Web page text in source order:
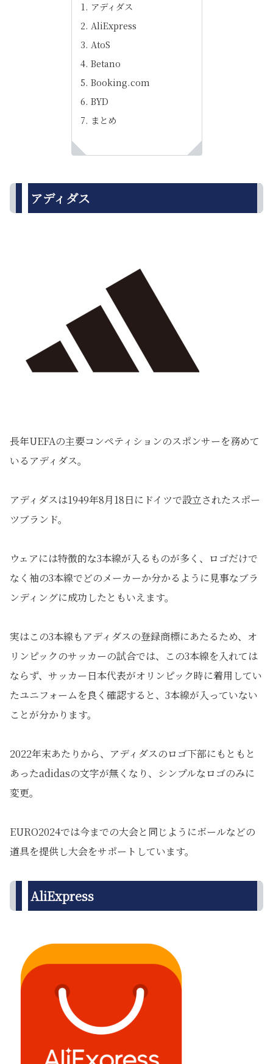
アディダス
AliExpress
AtoS
Betano
Booking.com
BYD
まとめ
アディダス
長年UEFAの主要コンペティションのスポンサーを務めて
いるアディダス。
アディダスは1949年8月18日にドイツで設立されたスポー
ツブランド。
ウェアには特徴的な3本線が入るものが多く、ロゴだけで
なく袖の3本線でどのメーカーか分かるように見事なブラ
ンディングに成功したともいえます。
実はこの3本線もアディダスの登録商標にあたるため、オ
リンピックのサッカーの試合では、この3本線を入れては
ならず、サッカー日本代表がオリンピック時に着用してい
たユニフォームを良く確認すると、3本線が入っていない
ことが分かります。
2022年末あたりから、アディダスのロゴ下部にもともと
あったadidasの文字が無くなり、シンプルなロゴのみに
変更。
EURO2024では今までの大会と同じようにボールなどの
道具を提供し大会をサポートしています。
AliExpress